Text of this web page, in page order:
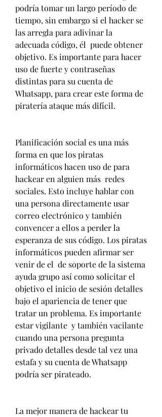
podría tomar un largo período de
tiempo, sin embargo si el hacker se
las arregla para adivinar la
adecuada código, él  puede obtener
objetivo. Es importante para hacer
uso de fuerte y contraseñas
distintas para su cuenta de
Whatsapp, para crear este forma de
piratería ataque más difícil.
Planificación social es una más
forma en que los piratas
informáticos hacen uso de para
hackear en alguien más  redes
sociales. Esto incluye hablar con
una persona directamente usar
correo electrónico y también
convencer a ellos a perder la
esperanza de sus código. Los piratas
informáticos pueden afirmar ser
venir de el  de soporte de la sistema
ayuda grupo así como solicitar el
objetivo el inicio de sesión detalles
bajo el apariencia de tener que
tratar un problema. Es importante
estar vigilante  y también vacilante
cuando una persona pregunta
privado detalles desde tal vez una
estafa y su cuenta de Whatsapp
podría ser pirateado.
La mejor manera de hackear tu